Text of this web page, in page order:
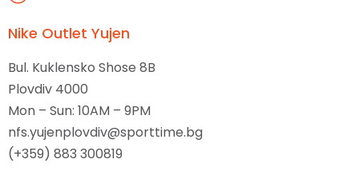
Nike Outlet Yujen
Bul. Kuklensko Shose 8B
Plovdiv 4000
Mon – Sun: 10AM – 9PM
nfs.yujenplovdiv@sporttime.bg
(+359) 883 300819